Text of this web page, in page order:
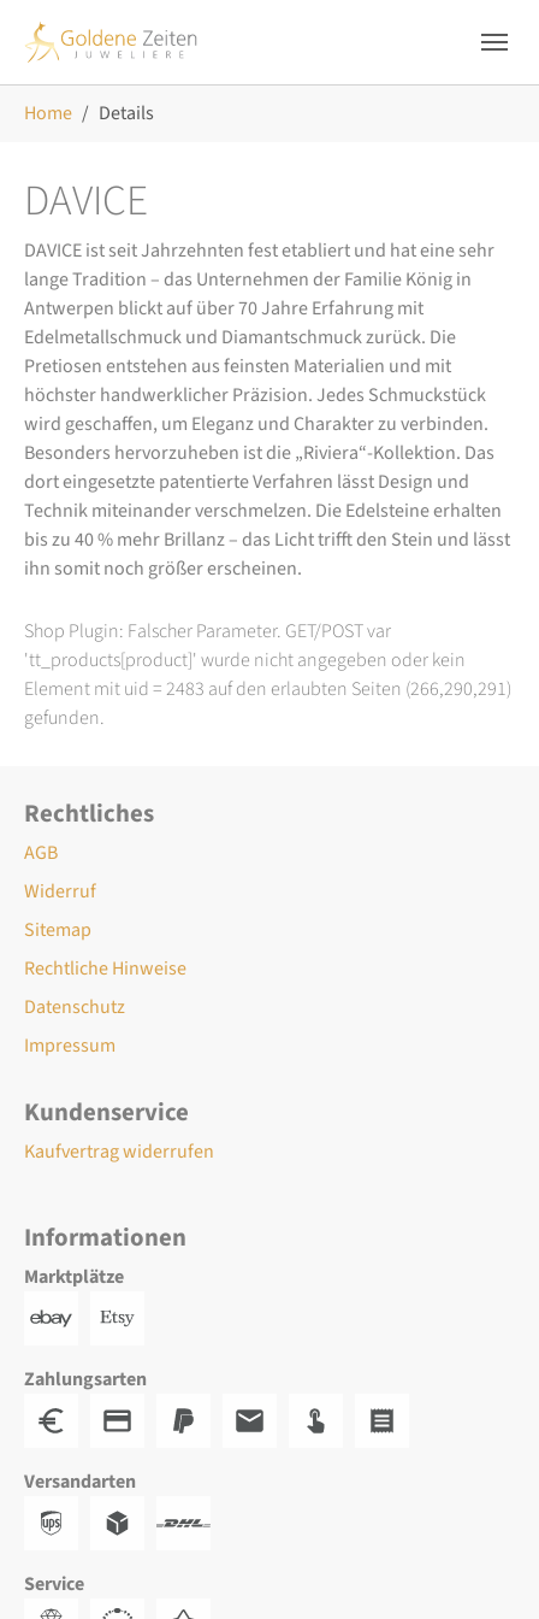
Home Details
DAVICE
DAVICE ist seit Jahrzehnten fest etabliert und hat eine sehr
lange Tradition – das Unternehmen der Familie König in
Antwerpen blickt auf über 70 Jahre Erfahrung mit
Edelmetallschmuck und Diamantschmuck zurück. Die
Pretiosen entstehen aus feinsten Materialien und mit
höchster handwerklicher Präzision. Jedes Schmuckstück
wird geschaffen, um Eleganz und Charakter zu verbinden.
Besonders hervorzuheben ist die „Riviera“-Kollektion. Das
dort eingesetzte patentierte Verfahren lässt Design und
Technik miteinander verschmelzen. Die Edelsteine erhalten
bis zu 40 % mehr Brillanz – das Licht trifft den Stein und lässt
ihn somit noch größer erscheinen.
Shop Plugin: Falscher Parameter. GET/POST var
'tt_products[product]' wurde nicht angegeben oder kein
Element mit uid = 2483 auf den erlaubten Seiten (266,290,291)
gefunden.
Rechtliches
AGB
Widerruf
Sitemap
Rechtliche Hinweise
Datenschutz
Impressum
Kundenservice
Kaufvertrag widerrufen
Informationen
Marktplätze
Zahlungsarten
Versandarten
Service